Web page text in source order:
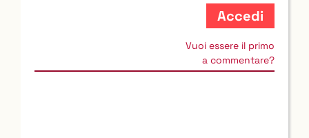
Accedi
Vuoi essere il primo
a commentare?